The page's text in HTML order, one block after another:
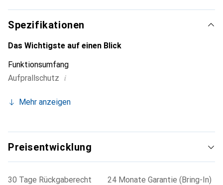
für den anspruchsvollen Kunden.
Spezifikationen
Das Wichtigste auf einen Blick
Funktionsumfang
Aufprallschutz i
Mehr anzeigen
Preisentwicklung
30 Tage Rückgaberecht
24 Monate Garantie (Bring-In)